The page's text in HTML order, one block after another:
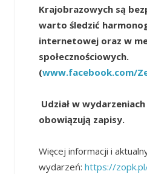
Krajobrazowych są
warto śledzić
internetowej oraz w
społecznościowych.
(www.facebook.com/
Udział w
obowiązują zapisy.
Więcej informacji i
wydarzeń: https://